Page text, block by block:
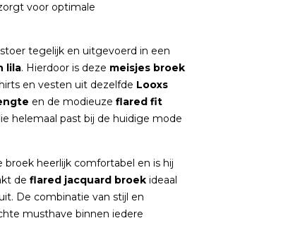
voor optimale
tegelijk en uitgevoerd in een
lila. Hierdoor is deze meisjes broek
en vesten uit dezelfde Looxs
en de modieuze flared fit
helemaal past bij de huidige mode
broek heerlijk comfortabel en is hij
de flared jacquard broek ideaal
De combinatie van stijl en
musthave binnen iedere